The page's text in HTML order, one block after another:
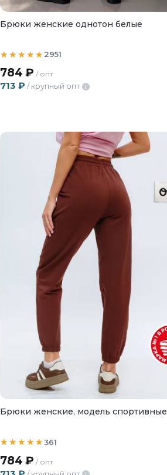
Брюки женские однотон белые
2951
784 ₽ / опт
713 ₽ / крупный опт i
Брюки женские, модель спортивные
361
784 ₽ / опт